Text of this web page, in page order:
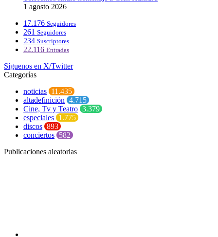
1 agosto 2026
17.176 Seguidores
261 Seguidores
234 Suscriptores
22.116 Entradas
Síguenos en X/Twitter
Categorías
noticias 11.435
altadefinición 4.715
Cine, Tv y Teatro 3.379
especiales 1.775
discos 893
conciertos 582
Publicaciones aleatorias